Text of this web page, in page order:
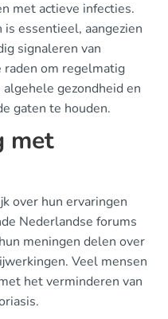
met actieve infecties.
essentieel, aangezien
signaleren van
raden om regelmatig
gezondheid en
gaten te houden.
met
over hun ervaringen
Nederlandse forums
meningen delen over
Veel mensen
het verminderen van